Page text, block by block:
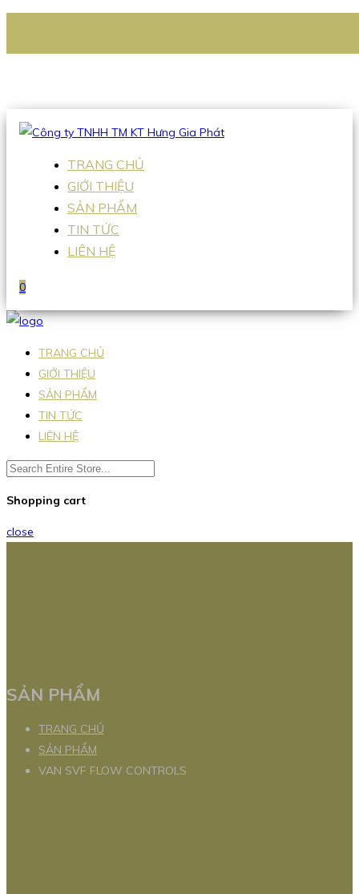
Hotline:0938 336 079
TRANG CHỦ
GIỚI THIỆU
SẢN PHẨM
TIN TỨC
LIÊN HỆ
0
TRANG CHỦ
GIỚI THIỆU
SẢN PHẨM
TIN TỨC
LIÊN HỆ
Shopping cart
close
SẢN PHẨM
TRANG CHỦ
SẢN PHẨM
VAN SVF FLOW CONTROLS